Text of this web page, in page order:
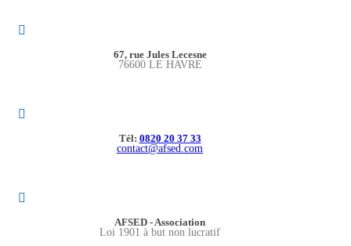
67, rue Jules Lecesne
76600 LE HAVRE
Tél: 0820 20 37 33
contact@afsed.com
AFSED - Association
Loi 1901 à but non lucratif